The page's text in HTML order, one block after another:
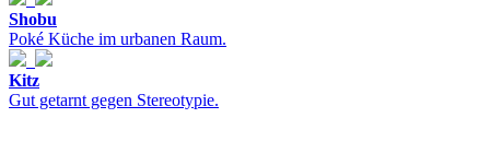
Shobu
Poké Küche im urbanen Raum.
Kitz
Gut getarnt gegen Stereotypie.